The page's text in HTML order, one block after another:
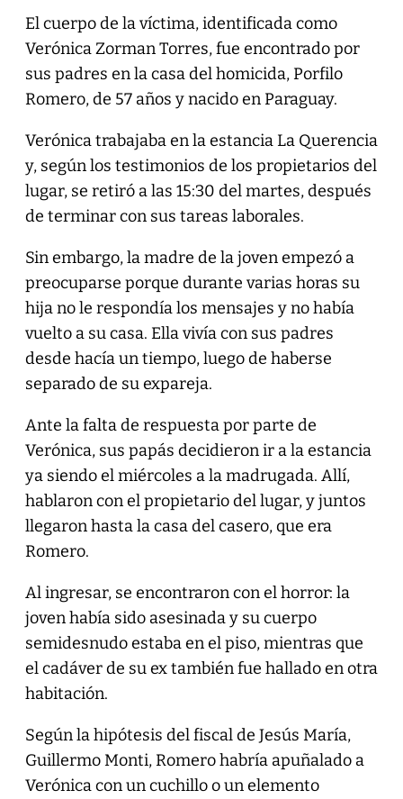
El cuerpo de la víctima, identificada como
Verónica Zorman Torres, fue encontrado por
sus padres en la casa del homicida, Porfilo
Romero, de 57 años y nacido en Paraguay.
Verónica trabajaba en la estancia La Querencia
y, según los testimonios de los propietarios del
lugar, se retiró a las 15:30 del martes, después
de terminar con sus tareas laborales.
Sin embargo, la madre de la joven empezó a
preocuparse porque durante varias horas su
hija no le respondía los mensajes y no había
vuelto a su casa. Ella vivía con sus padres
desde hacía un tiempo, luego de haberse
separado de su expareja.
Ante la falta de respuesta por parte de
Verónica, sus papás decidieron ir a la estancia
ya siendo el miércoles a la madrugada. Allí,
hablaron con el propietario del lugar, y juntos
llegaron hasta la casa del casero, que era
Romero.
Al ingresar, se encontraron con el horror: la
joven había sido asesinada y su cuerpo
semidesnudo estaba en el piso, mientras que
el cadáver de su ex también fue hallado en otra
habitación.
Según la hipótesis del fiscal de Jesús María,
Guillermo Monti, Romero habría apuñalado a
Verónica con un cuchillo o un elemento